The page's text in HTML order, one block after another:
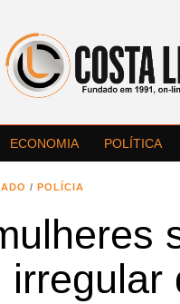
ECONOMIA POLÍTICA
/ POLÍCIA
irregular